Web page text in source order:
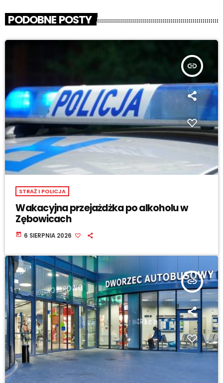
PODOBNE POSTY
insert_link
STRAŻ I POLICJA
Wakacyjna przejażdżka po alkoholu w
Zębowicach
today 6 SIERPNIA 2026
insert_link